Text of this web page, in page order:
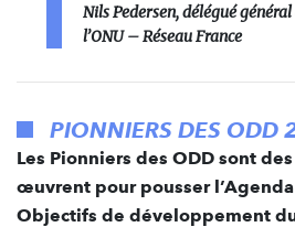
Nils Pedersen, délégué
l’ONU – Réseau France
PIONNIERS DES ODD
Les Pionniers des ODD sont
œuvrent pour pousser
Objectifs de développement